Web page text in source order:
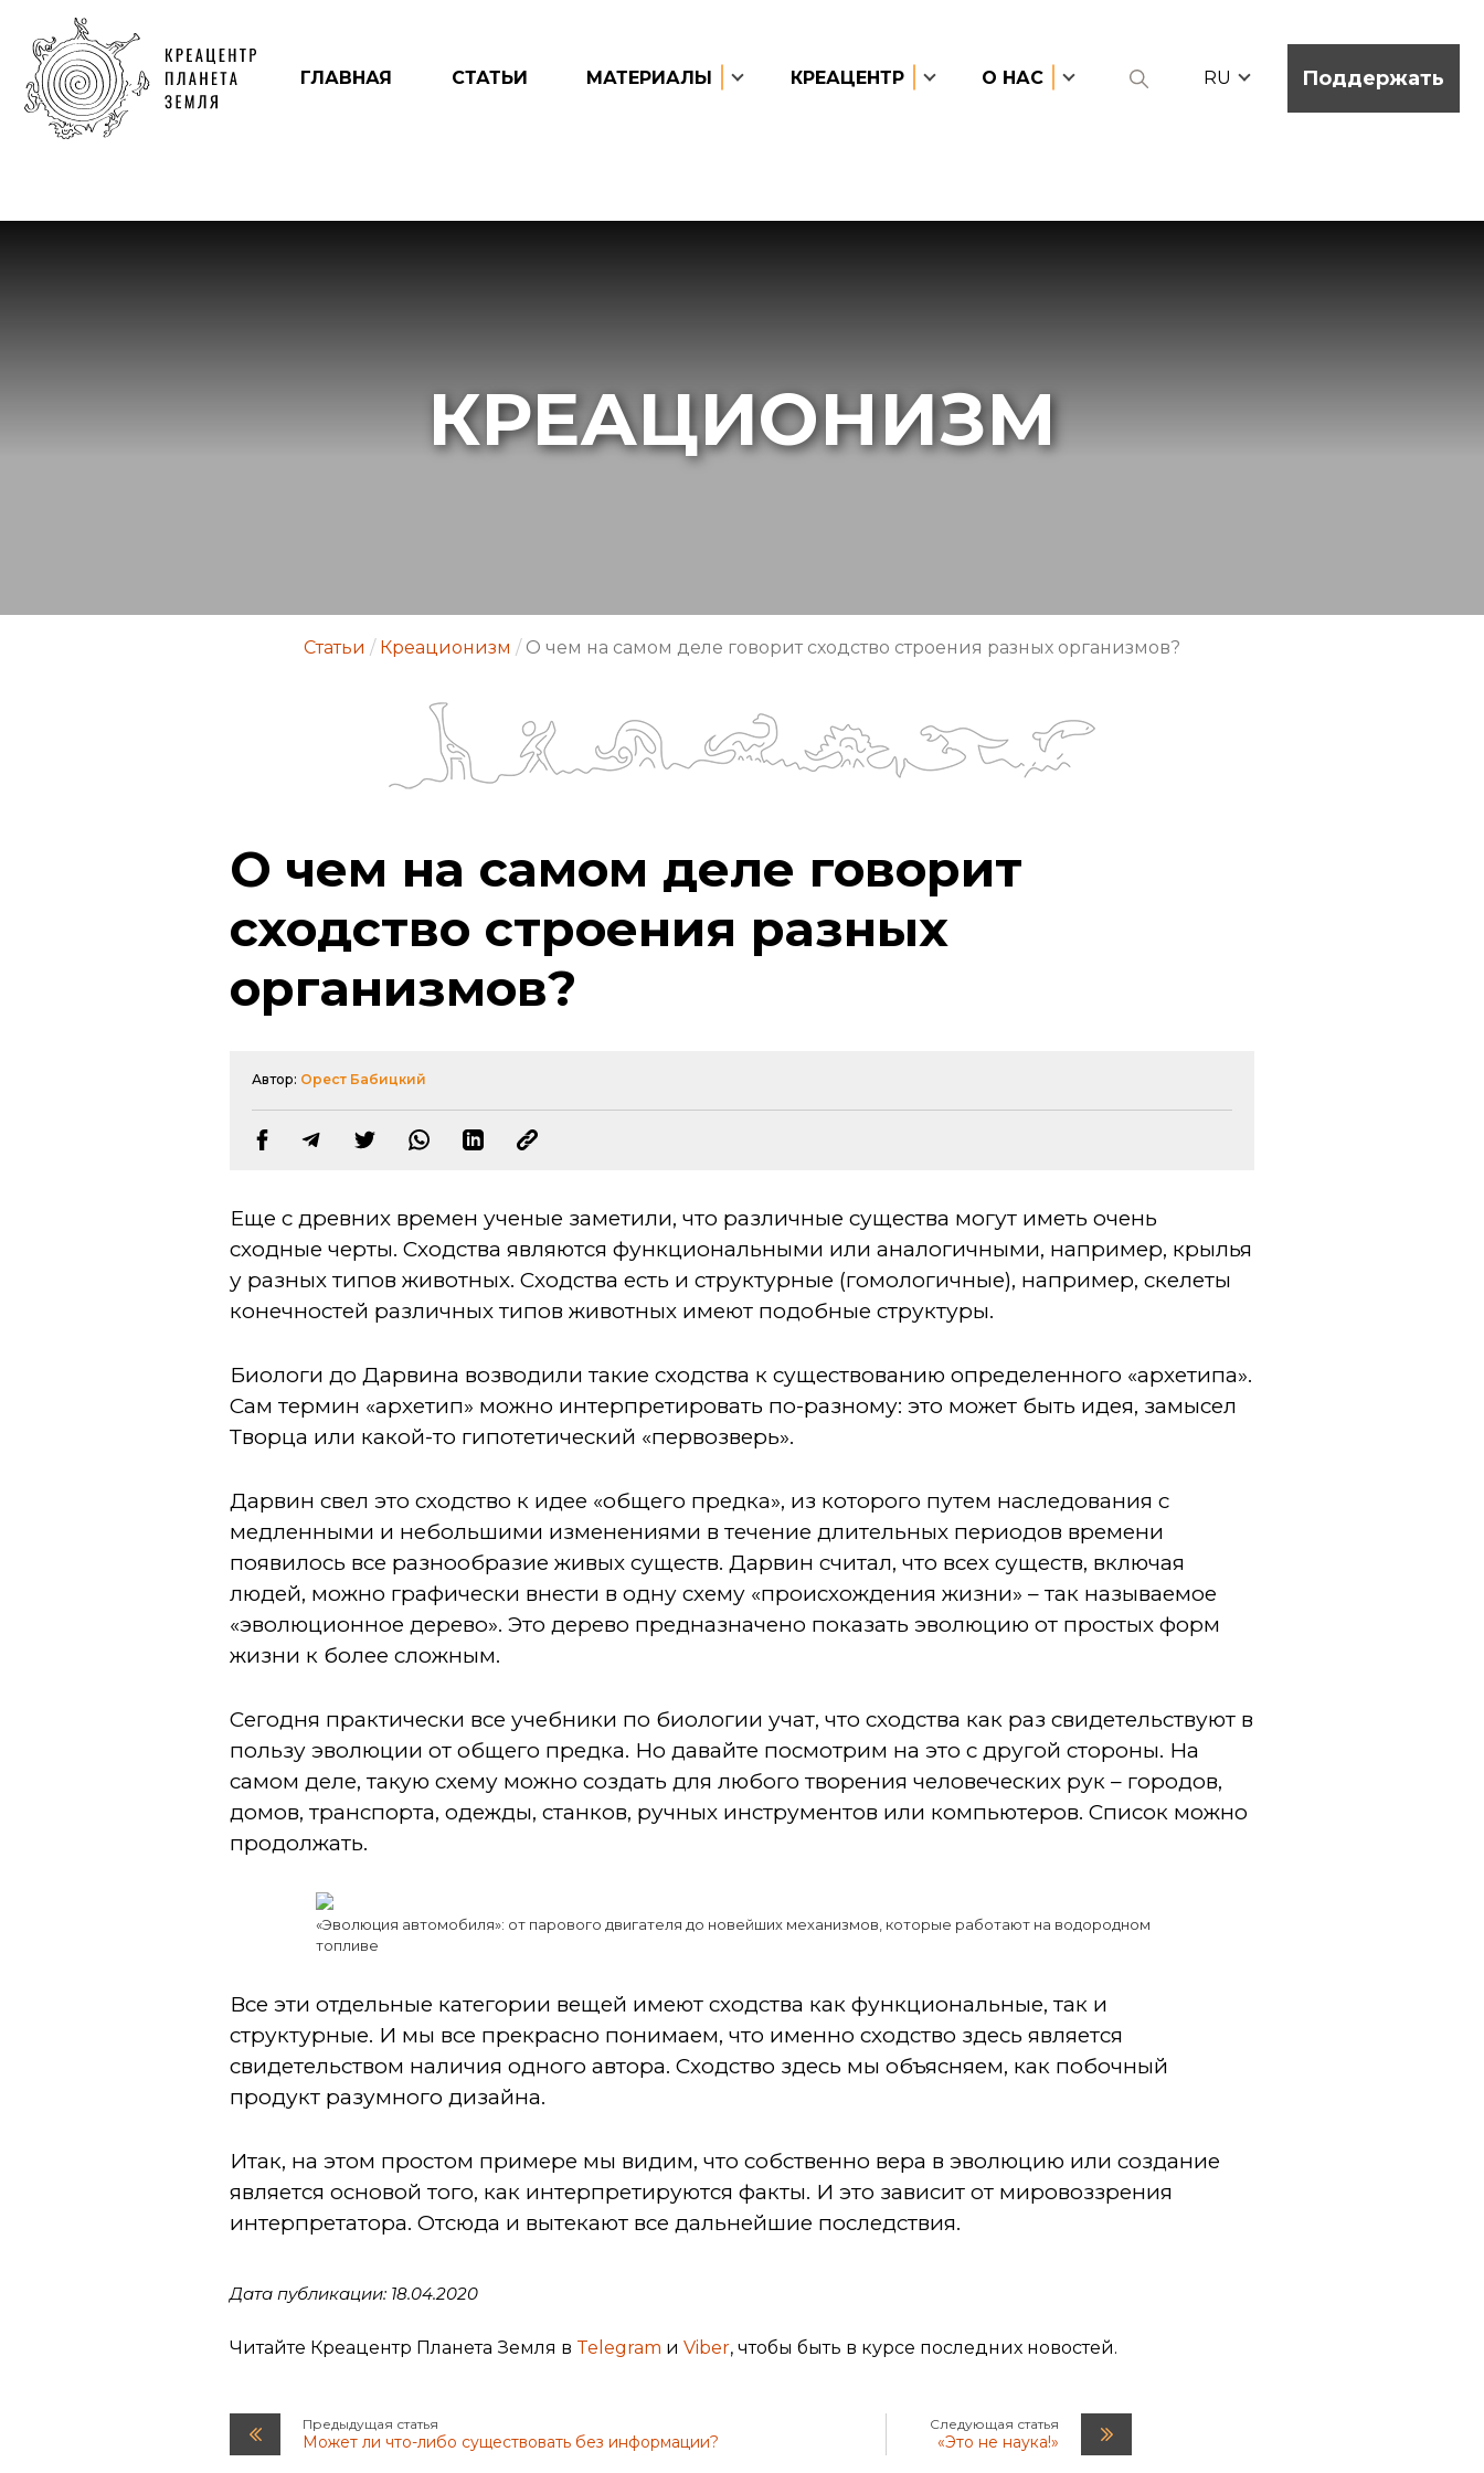
ГЛАВНАЯ СТАТЬИ МАТЕРИАЛЫ КРЕАЦЕНТР О НАС RU Поддержать
КРЕАЦИОНИЗМ
Статьи / Креационизм / О чем на самом деле говорит сходство строения разных организмов?
О чем на самом деле говорит
сходство строения разных
организмов?
Автор: Орест Бабицкий
Еще с древних времен ученые заметили, что различные существа могут иметь очень
сходные черты. Сходства являются функциональными или аналогичными, например, крылья
у разных типов животных. Сходства есть и структурные (гомологичные), например, скелеты
конечностей различных типов животных имеют подобные структуры.
Биологи до Дарвина возводили такие сходства к существованию определенного «архетипа».
Сам термин «архетип» можно интерпретировать по-разному: это может быть идея, замысел
Творца или какой-то гипотетический «первозверь».
Дарвин свел это сходство к идее «общего предка», из которого путем наследования с
медленными и небольшими изменениями в течение длительных периодов времени
появилось все разнообразие живых существ. Дарвин считал, что всех существ, включая
людей, можно графически внести в одну схему «происхождения жизни» – так называемое
«эволюционное дерево». Это дерево предназначено показать эволюцию от простых форм
жизни к более сложным.
Сегодня практически все учебники по биологии учат, что сходства как раз свидетельствуют в
пользу эволюции от общего предка. Но давайте посмотрим на это с другой стороны. На
самом деле, такую схему можно создать для любого творения человеческих рук – городов,
домов, транспорта, одежды, станков, ручных инструментов или компьютеров. Список можно
продолжать.
«Эволюция автомобиля»: от парового двигателя до новейших механизмов, которые работают на водородном
топливе
Все эти отдельные категории вещей имеют сходства как функциональные, так и
структурные. И мы все прекрасно понимаем, что именно сходство здесь является
свидетельством наличия одного автора. Сходство здесь мы объясняем, как побочный
продукт разумного дизайна.
Итак, на этом простом примере мы видим, что собственно вера в эволюцию или создание
является основой того, как интерпретируются факты. И это зависит от мировоззрения
интерпретатора. Отсюда и вытекают все дальнейшие последствия.
Дата публикации: 18.04.2020
Читайте Креацентр Планета Земля в Telegram иViber, чтобы быть в курсе последних новостей.
Предыдущая статья
Может ли что-либо существовать без информации?
Следующая статья
«Это не наука!»